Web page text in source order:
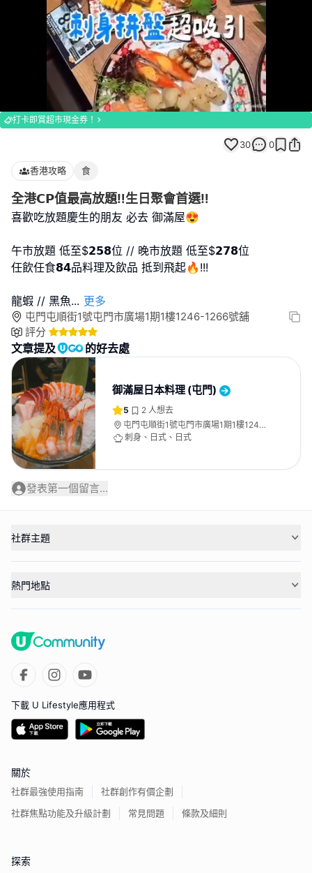
Loaded :
100.00%
打卡即賞超市現金券！
30 0
香港攻略 食
全港𝗖𝗣值最高放題‼️生日聚會首選‼️
喜歡吃放題慶生的朋友 必去 御滿屋😍
午市放題 低至$𝟮𝟱𝟴位 // 晚市放題 低至$𝟮𝟳𝟴位
任飲任食𝟴𝟰品料理及飲品 抵到飛起🔥!!!
龍蝦 // 黑魚... 更多
屯門屯順街1號屯門市廣場1期1樓1246-1266號舖
評分
文章提及 的好去處
御滿屋日本料理 (屯門)
5 2 人想去
屯門屯順街1號屯門市廣場1期1樓1246-
1266號舖
刺身、日式、日式
發表第一個留言...
社群主題
熱門地點
下載 U Lifestyle應用程式
關於
社群最強使用指南
社群創作有價企劃
社群焦點功能及升級計劃
常見問題 條款及細則
探索